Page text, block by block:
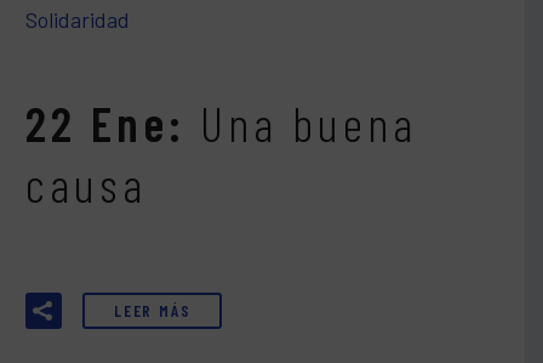
Solidaridad
22 Ene: Una buena
causa
LEER MÁS